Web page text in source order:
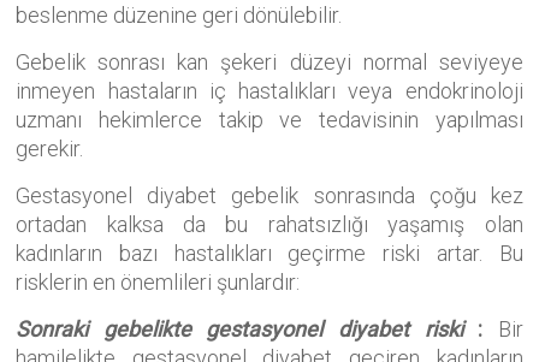
beslenme düzenine geri dönülebilir.
Gebelik sonrası kan şekeri düzeyi normal seviyeye
inmeyen hastaların iç hastalıkları veya endokrinoloji
uzmanı hekimlerce takip ve tedavisinin yapılması
gerekir.
Gestasyonel diyabet gebelik sonrasında çoğu kez
ortadan kalksa da bu rahatsızlığı yaşamış olan
kadınların bazı hastalıkları geçirme riski artar. Bu
risklerin en önemlileri şunlardır:
Sonraki gebelikte gestasyonel diyabet riski:
Bir